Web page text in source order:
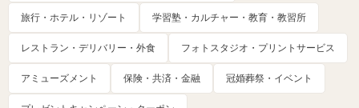
旅行・ホテル・リゾート 学習塾・カルチャー・教育・教習所
レストラン・デリバリー・外食 フォトスタジオ・プリントサービス
アミューズメント 保険・共済・金融 冠婚葬祭・イベント